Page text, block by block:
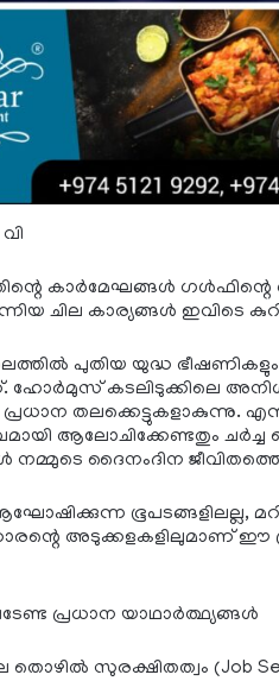
കാർമേഘങ്ങൾ
ചില കാര്യങ്ങൾ ഇവിടെ
പുതിയ യുദ്ധ
കടലിടുക്കിലെ
തലക്കെട്ടുകളാകുന്നു.
ആലോചിക്കേണ്ടതും
നമ്മുടെ ദൈനംദിന
ഭൂപടങ്ങളിലല്ല,
അടുക്കളകളിലുമാണ് ഈ
പ്രധാന യാഥാർത്ഥ്യങ്ങൾ
സുരക്ഷിതത്വം (Job